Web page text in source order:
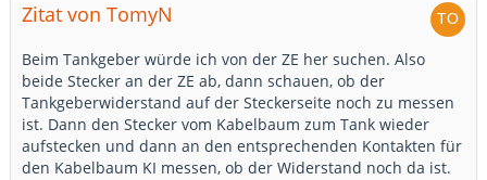
Zitat von TomyN
Beim Tankgeber würde ich von der ZE her suchen. Also
beide Stecker an der ZE ab, dann schauen, ob der
Tankgeberwiderstand auf der Steckerseite noch zu messen
ist. Dann den Stecker vom Kabelbaum zum Tank wieder
aufstecken und dann an den entsprechenden Kontakten für
den Kabelbaum KI messen, ob der Widerstand noch da ist.